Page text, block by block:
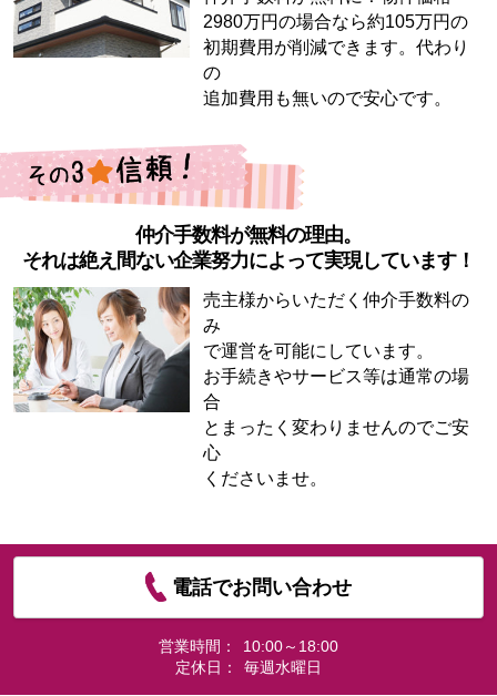
2980万円の場合なら約105万円の
初期費用が削減できます。代わり
の
追加費用も無いので安心です。
仲介手数料が無料の理由。
それは絶え間ない企業努力によって実現しています！
売主様からいただく仲介手数料の
み
で運営を可能にしています。
お手続きやサービス等は通常の場
合
とまったく変わりませんのでご安
心
くださいませ。
電話でお問い合わせ
営業時間：
10:00～18:00
定休日：
毎週水曜日